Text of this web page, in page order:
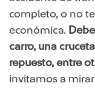
completo, o no
económica.
carro, una
repuesto, entre
invitamos a